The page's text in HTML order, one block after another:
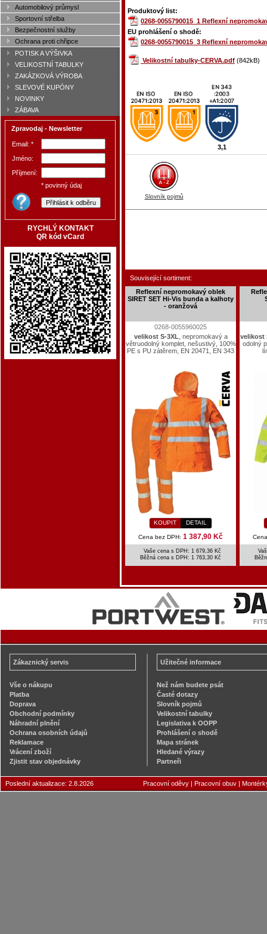
Automobilový průmysl
Sportovní střelba
Bezpečnostní služby
Ochrana proti chřipce
POTISK A VÝŠIVKA
VELIKOSTNÍ TABULKY
ZAKÁZKOVÁ VÝROBA
SLEVOVÉ KUPÓNY
NOVINKY
ZÁBAVA
Zpravodaj - Newsletter
Email: *
Jméno:
Příjmení:
* povinný údaj
RYCHLÝ KONTAKT
QR kód vCard
Produktový list:
0268-0055790015_1 Reflexní
EU prohlášení o shodě:
0268-0055790015_3 Reflexní
Velikostní tabulky-CERVA.pdf (842kB)
3,1
Slovník pojmů
Související sortiment:
Reflexní nepromokavý oblek
SIRET SET Hi-Vis bunda a kalhoty
- oranžová
0268-0055960025
velikost S-3XL , nepromokavý a
větruodolný komplet, nešustivý, 100%
PE s PU zátěrem, EN 20471, EN 343
KOUPIT DETAIL
Cena bez DPH: 1 387,90 Kč
Vaše cena s DPH: 1 679,36 Kč
Běžná cena s DPH: 1 763,30 Kč
velikost
odolný
Zákaznický servis
Vše o nákupu
Platba
Doprava
Obchodní podmínky
Náhradní plnění
Ochrana osobních údajů
Reklamace
Vrácení zboží
Zjistit stav objednávky
Užitečné informace
Než nám budete psát
Časté dotazy
Slovník pojmů
Velikostní tabulky
Legislativa k OOPP
Prohlášení o shodě
Mapa stránek
Hledané výrazy
Partneři
Poslední aktualizace: 2.8.2026 Pracovní oděvy | Pracovní obuv |